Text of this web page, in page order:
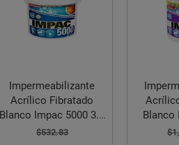
Impermeabilizante
Acrílico Fibratado
Blanco Impac 5000 3.8
L
$532.83
Blanco